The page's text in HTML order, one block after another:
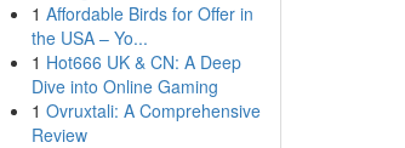
1 Affordable Birds for Offer in
the USA – Yo...
1 Hot666 UK & CN: A Deep
Dive into Online Gaming
1 Ovruxtali: A Comprehensive
Review